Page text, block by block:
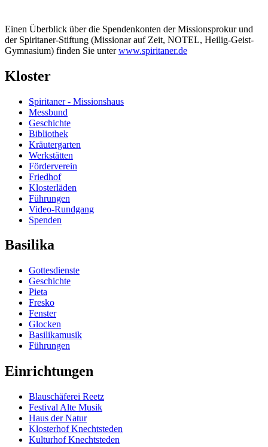
Einen Überblick über die Spendenkonten der Missionsprokur und
der Spiritaner-Stiftung (Missionar auf Zeit, NOTEL, Heilig-Geist-
Gymnasium) finden Sie unterwww.spiritaner.de
Kloster
Spiritaner - Missionshaus
Messbund
Geschichte
Bibliothek
Kräutergarten
Werkstätten
Förderverein
Friedhof
Klosterläden
Führungen
Video-Rundgang
Spenden
Basilika
Gottesdienste
Geschichte
Pieta
Fresko
Fenster
Glocken
Basilikamusik
Führungen
Einrichtungen
Blauschäferei Reetz
Festival Alte Musik
Haus der Natur
Klosterhof Knechtsteden
Kulturhof Knechtsteden